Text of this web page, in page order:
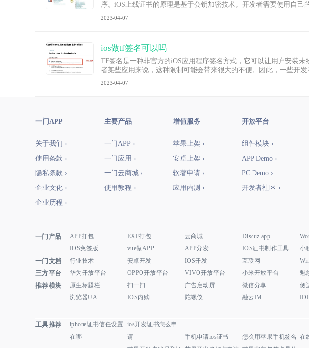
序。iOS上线证书的原理是基于公钥加密技术。开发者需要使用自己
2023-04-07
ios做tf签名可以吗
TF签名是一种非官方的iOS应用程序签名方式，它可以让用户安装
者某些应用来说，这种限制可能会带来很大的不便。因此，一些开
2023-04-07
一门APP
关于我们 ›
使用条款 ›
隐私条款 ›
企业文化 ›
企业历程 ›
主要产品
一门APP ›
一门应用 ›
一门云商城 ›
使用教程 ›
增值服务
苹果上架 ›
安卓上架 ›
软著申请 ›
应用内测 ›
开放平台
组件模块 ›
APP Demo ›
PC Demo ›
开发者社区 ›
一门产品 APP打包 EXE打包 云商城 Discuz app
IOS免签版
vue做APP APP分发 IOS证书制作工具 小
一门文档 行业技术 安卓开发 IOS开发 互联网
三方平台 华为开放平台 OPPO开放平台 VIVO开放平台 小米开放平台 魅
推荐模块 原生标题栏 扫一扫 广告启动屏 微信分享 侧
浏览器UA
IOS内购 陀螺仪 融云IM
工具推荐
iphone证书信任设置
在哪
ios开发证书怎么申
请
手机申请ios证书 怎么用苹果手机签名 在